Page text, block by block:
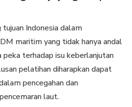
Indonesia dalam
maritim yang tidak hanya andal
terhadap isu keberlanjutan
pelatihan diharapkan dapat
pencegahan dan
laut.